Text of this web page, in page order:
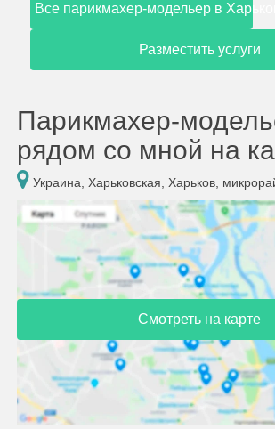
Все парикмахер-модельер в
Разместить услуги
Парикмахер-
рядом со мной на
Украина, Харьковская, Харьков,
Смотреть на карте